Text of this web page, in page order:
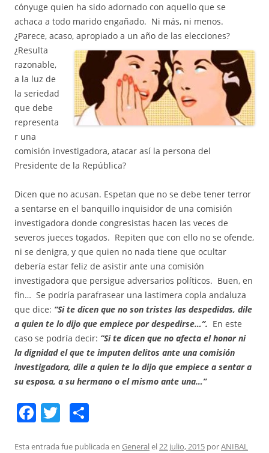
cónyuge quien ha sido adornado con aquello que se
achaca a todo marido engañado. Ni más, ni menos.
¿Parece, acaso, apropiado a un año de las elecciones?
¿Resulta
razonable,
a la luz de
la seriedad
que debe
representa
r una
comisión investigadora, atacar así la persona del
Presidente de la República?
Dicen que no acusan. Espetan que no se debe tener terror
a sentarse en el banquillo inquisidor de una comisión
investigadora donde congresistas hacen las veces de
severos jueces togados. Repiten que con ello no se ofende,
ni se denigra, y que quien no nada tiene que ocultar
debería estar feliz de asistir ante una comisión
investigadora que persigue adversarios políticos. Buen, en
fin… Se podría parafrasear una lastimera copla andaluza
que dice: “Si te dicen que no son tristes las despedidas, dile
a quien te lo dijo que empiece por despedirse…”. En este
caso se podría decir: “Si te dicen que no afecta el honor ni
la dignidad el que te imputen delitos ante una comisión
investigadora, dile a quien te lo dijo que empiece a sentar a
su esposa, a su hermano o el mismo ante una…”
F
a
T
w
Esta entrada fue publicada en Generalel 22 julio, 2015 porANIBAL